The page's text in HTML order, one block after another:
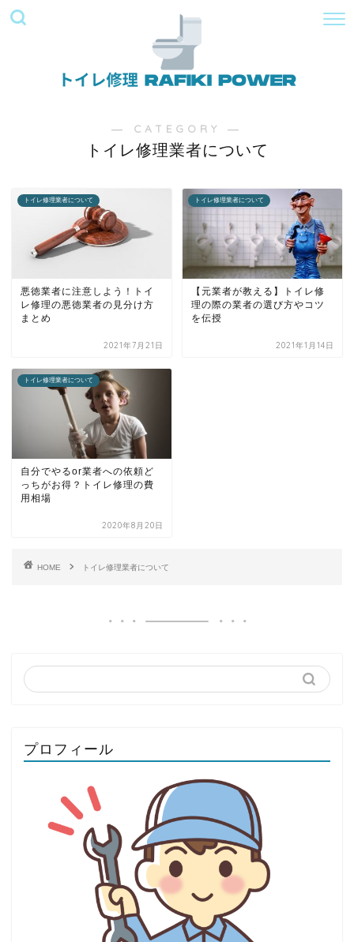
― CATEGORY ―
トイレ修理業者について
トイレ修理業者について
悪徳業者に注意しよう！トイ
レ修理の悪徳業者の見分け方
まとめ
2021年7月21日
トイレ修理業者について
【元業者が教える】トイレ修
理の際の業者の選び方やコツ
を伝授
2021年1月14日
トイレ修理業者について
自分でやるor業者への依頼ど
っちがお得？トイレ修理の費
用相場
2020年8月20日
HOME トイレ修理業者について
プロフィール